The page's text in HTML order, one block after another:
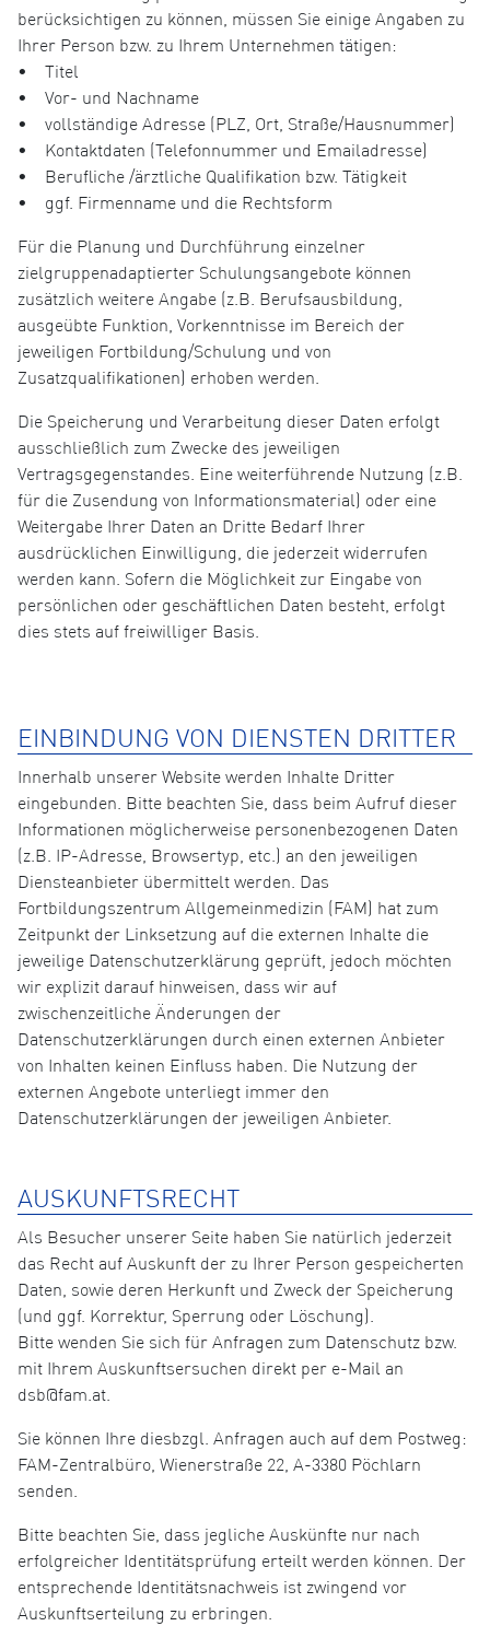
berücksichtigen zu können, müssen Sie einige Angaben zu
Ihrer Person bzw. zu Ihrem Unternehmen tätigen:
• Titel
• Vor- und Nachname
• vollständige Adresse (PLZ, Ort, Straße/Hausnummer)
• Kontaktdaten (Telefonnummer und Emailadresse)
• Berufliche /ärztliche Qualifikation bzw. Tätigkeit
• ggf. Firmenname und die Rechtsform
Für die Planung und Durchführung einzelner
zielgruppenadaptierter Schulungsangebote können
zusätzlich weitere Angabe (z.B. Berufsausbildung,
ausgeübte Funktion, Vorkenntnisse im Bereich der
jeweiligen Fortbildung/Schulung und von
Zusatzqualifikationen) erhoben werden.
Die Speicherung und Verarbeitung dieser Daten erfolgt
ausschließlich zum Zwecke des jeweiligen
Vertragsgegenstandes. Eine weiterführende Nutzung (z.B.
für die Zusendung von Informationsmaterial) oder eine
Weitergabe Ihrer Daten an Dritte Bedarf Ihrer
ausdrücklichen Einwilligung, die jederzeit widerrufen
werden kann. Sofern die Möglichkeit zur Eingabe von
persönlichen oder geschäftlichen Daten besteht, erfolgt
dies stets auf freiwilliger Basis.
EINBINDUNG VON DIENSTEN DRITTER
Innerhalb unserer Website werden Inhalte Dritter
eingebunden. Bitte beachten Sie, dass beim Aufruf dieser
Informationen möglicherweise personenbezogenen Daten
(z.B. IP-Adresse, Browsertyp, etc.) an den jeweiligen
Diensteanbieter übermittelt werden. Das
Fortbildungszentrum Allgemeinmedizin (FAM) hat zum
Zeitpunkt der Linksetzung auf die externen Inhalte die
jeweilige Datenschutzerklärung geprüft, jedoch möchten
wir explizit darauf hinweisen, dass wir auf
zwischenzeitliche Änderungen der
Datenschutzerklärungen durch einen externen Anbieter
von Inhalten keinen Einfluss haben. Die Nutzung der
externen Angebote unterliegt immer den
Datenschutzerklärungen der jeweiligen Anbieter.
AUSKUNFTSRECHT
Als Besucher unserer Seite haben Sie natürlich jederzeit
das Recht auf Auskunft der zu Ihrer Person gespeicherten
Daten, sowie deren Herkunft und Zweck der Speicherung
(und ggf. Korrektur, Sperrung oder Löschung).
Bitte wenden Sie sich für Anfragen zum Datenschutz bzw.
mit Ihrem Auskunftsersuchen direkt per e-Mail an
dsb@fam.at.
Sie können Ihre diesbzgl. Anfragen auch auf dem Postweg:
FAM-Zentralbüro, Wienerstraße 22, A-3380 Pöchlarn
senden.
Bitte beachten Sie, dass jegliche Auskünfte nur nach
erfolgreicher Identitätsprüfung erteilt werden können. Der
entsprechende Identitätsnachweis ist zwingend vor
Auskunftserteilung zu erbringen.